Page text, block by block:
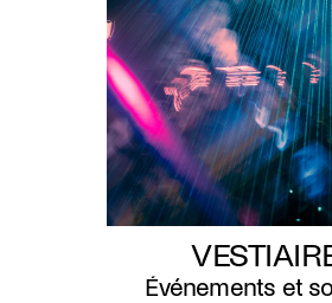
Événements et